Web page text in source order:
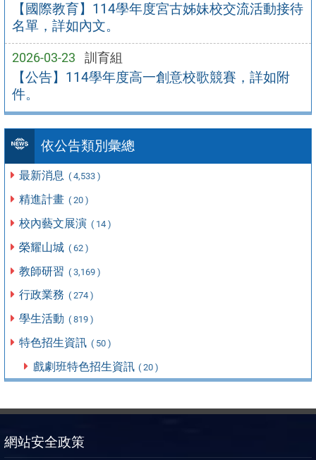
【國際教育】114學年度宮古姊妹校交流活動接待
名單，詳如內文。
2026-03-23 訓育組
【公告】114學年度高一創意校歌競賽，詳如附
件。
依公告類別彙總
最新消息 ( 4,533 )
精進計畫 ( 20 )
校內藝文展演 ( 14 )
榮耀山城 ( 62 )
教師研習 ( 3,169 )
行政業務 ( 274 )
學生活動 ( 819 )
特色招生資訊 ( 50 )
戲劇班特色招生資訊 ( 20 )
網站安全政策